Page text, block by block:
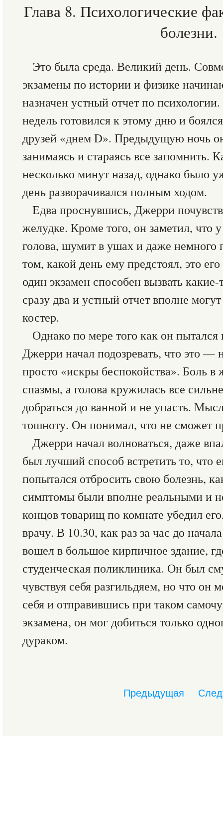
Глава 8. Психологические
болезни.
Это была среда. Великий день.
экзамены по истории и физике
назначен устный отчет по
недель готовился к этому дню и
друзей «днем D». Предыдущую ночь
занимаясь и стараясь все запомнить.
несколько минут назад, однако было
день разворачивался полным ходом.
Едва проснувшись, Джерри
желудке. Кроме того, он заметил, что
голова, шумит в ушах и даже немного
том, какой день ему предстоял, это
один экзамен способен вызвать
сразу два и устный отчет вполне
костер.
Однако по мере того как он пытался
Джерри начал подозревать, что это —
просто «искры беспокойства». Боль в
спазмы, а голова кружилась все
добраться до ванной и не упасть.
тошноту. Он понимал, что не сможет
Джерри начал волноваться, даже
был лучший способ встретить то, что
попытался отбросить свою болезнь,
симптомы были вполне реальными и
концов товарищ по комнате убедил
врачу. В 10.30, как раз за час до
вошел в большое кирпичное здание,
студенческая поликлиника. Он был
чувствуя себя разгильдяем, но что он
себя и отправившись при таком
экзамена, он мог добиться только
дураком.
Предыдущая